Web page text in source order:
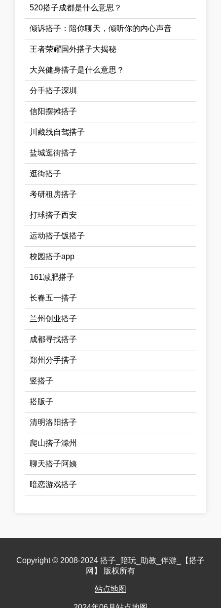
520搭子成都是什么意思？
倾诉搭子：陪你聊天，倾听你的内心声音
王者荣耀国外搭子大揭秘
大兴健身搭子是什么意思？
分手搭子深圳
信阳摆摊搭子
川藏线自驾搭子
盐城逛街搭子
逛街搭子
考研租房搭子
打球搭子西安
运动搭子饭搭子
校园搭子app
161减肥搭子
长春五一搭子
兰州创业搭子
成都寻找搭子
郑州分手搭子
竖搭子
搭版子
清明洛阳搭子
爬山搭子滁州
聊天搭子阿姨
暗恋游戏搭子
Copyright © 2008-2024 搭子_陪玩_助教_伴游_【搭子
网】 版权所有
站点地图